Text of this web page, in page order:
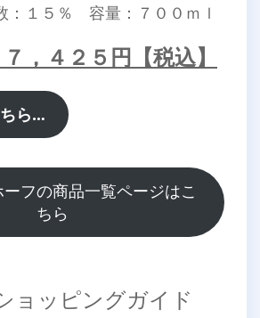
：１５％ 容量：７００ｍｌ
，４２５円【税込】
ら…
フの商品一覧ページはこ
ちら
ョッピングガイド